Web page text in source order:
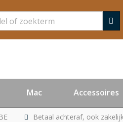
Mac Accessoires
Betaal achteraf, ook